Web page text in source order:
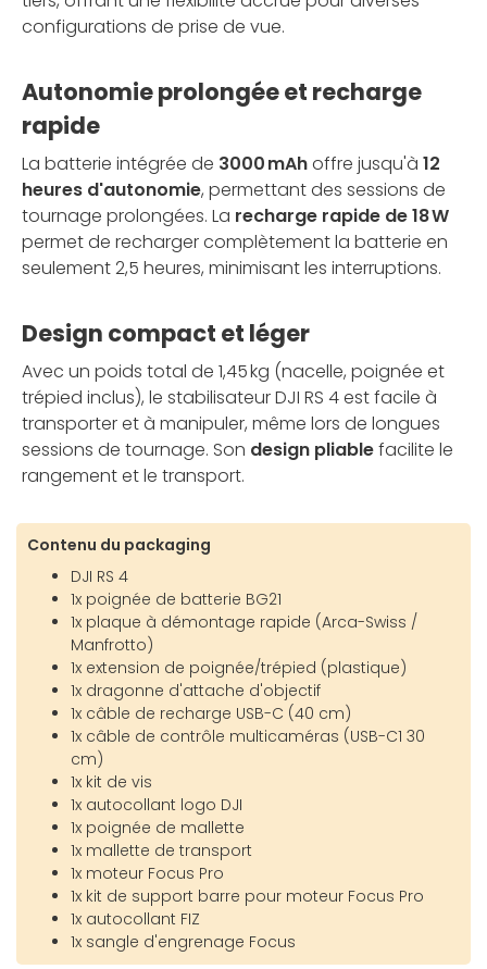
configurations de prise de vue.
Autonomie prolongée et recharge
rapide
La batterie intégrée de 3000 mAhoffre jusqu'à 12
heures d'autonomie, permettant des sessions de
tournage prolongées. La recharge rapide de 18 W
permet de recharger complètement la batterie en
seulement 2,5 heures, minimisant les interruptions.
Design compact et léger
Avec un poids total de 1,45 kg (nacelle, poignée et
trépied inclus), le stabilisateur DJI RS 4 est facile à
transporter et à manipuler, même lors de longues
sessions de tournage. Son design pliablefacilite le
rangement et le transport.
Contenu du packaging
DJI RS 4
1x poignée de batterie BG21
1x plaque à démontage rapide (Arca-Swiss /
Manfrotto)
1x extension de poignée/trépied (plastique)
1x dragonne d'attache d'objectif
1x câble de recharge USB-C (40 cm)
1x câble de contrôle multicaméras (USB-C1 30
cm)
1x kit de vis
1x autocollant logo DJI
1x poignée de mallette
1x mallette de transport
1x moteur Focus Pro
1x kit de support barre pour moteur Focus Pro
1x autocollant FIZ
1x sangle d'engrenage Focus